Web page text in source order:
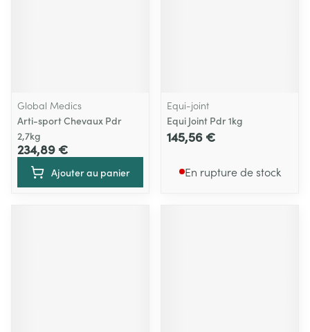
Global Medics
Arti-sport Chevaux Pdr
2,7kg
234,89 €
Ajouter au panier
Equi-joint
Equi Joint Pdr 1kg
145,56 €
En rupture de stock